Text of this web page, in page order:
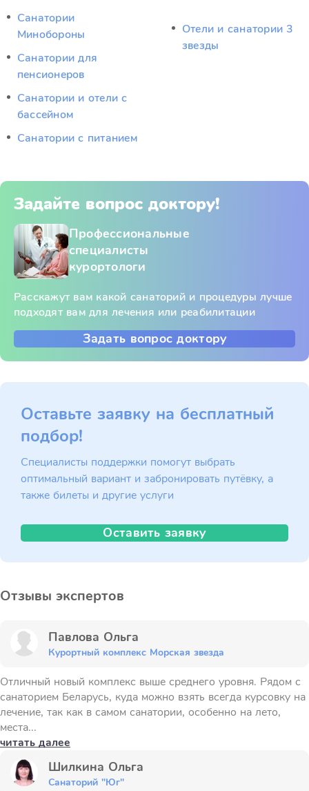
Санатории
Минобороны
Санатории для
пенсионеров
Санатории и отели с
бассейном
Санатории с питанием
Отели и санатории 3
звезды
Задайте вопрос доктору!
Профессиональные
специалисты
курортологи
Расскажут вам какой санаторий и процедуры лучше
подходят вам для лечения или реабилитации
Задать вопрос доктору
Оставьте заявку на бесплатный
подбор!
Специалисты поддержки помогут выбрать
оптимальный вариант и забронировать путёвку, а
также билеты и другие услуги
Оставить заявку
Отзывы экспертов
Павлова Ольга
Курортный комплекс Морская звезда
Отличный новый комплекс выше среднего уровня. Рядом с
санаторием Беларусь, куда можно взять всегда курсовку на
лечение, так как в самом санатории, особенно на лето,
места...
читать далее
Шилкина Ольга
Санаторий "Юг"